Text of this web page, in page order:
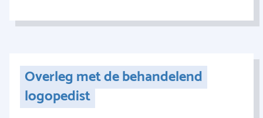
Overleg met de behandelend
logopedist